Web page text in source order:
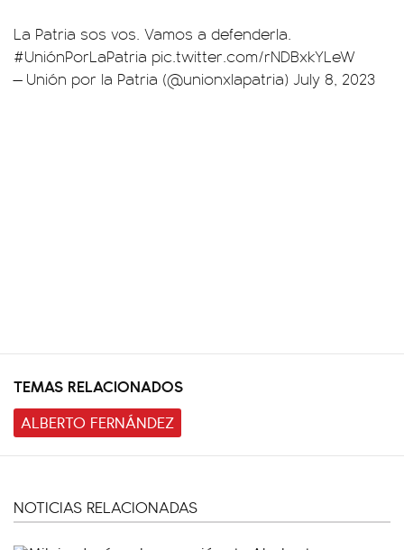
La Patria sos vos. Vamos a defenderla.
#UniónPorLaPatria pic.twitter.com/rNDBxkYLeW
— Unión por la Patria (@unionxlapatria) July 8, 2023
TEMAS RELACIONADOS
ALBERTO FERNÁNDEZ
NOTICIAS RELACIONADAS